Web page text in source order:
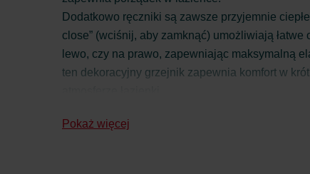
Dodatkowo ręczniki są zawsze przyjemnie
close” (wciśnij, aby zamknąć) umożliwiają
lewo, czy na prawo, zapewniając maksymalną
ten dekoracyjny grzejnik zapewnia komfort w
wygodnego pilota zdalnego sterowania. Każdy
Pokaż więcej